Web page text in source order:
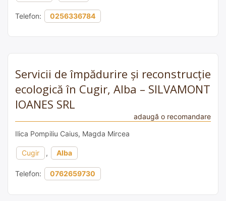
Telefon: 0256336784
Servicii de împădurire și reconstrucție
ecologică în Cugir, Alba – SILVAMONT
IOANES SRL
adaugă o recomandare
Ilica Pompiliu Caius, Magda Mircea
Cugir , Alba
Telefon: 0762659730